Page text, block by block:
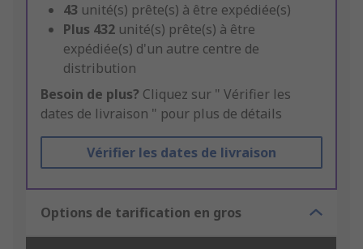
43 unité(s) prête(s) à être expédiée(s)
Plus 432 unité(s) prête(s) à être
expédiée(s) d'un autre centre de
distribution
Besoin de plus? Cliquez sur " Vérifier les
dates de livraison " pour plus de détails
Vérifier les dates de livraison
Options de tarification en gros